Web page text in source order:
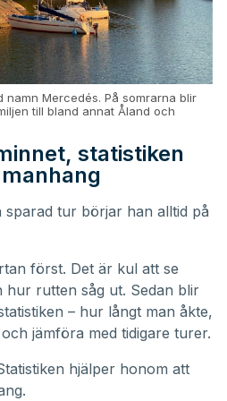
namn Mercedés. På somrarna blir
till bland annat Åland och
statistiken
tur börjar han alltid på
först. Det är kul att se
rutten såg ut. Sedan blir
– hur långt man åkte,
jämföra med tidigare turer.
hjälper honom att